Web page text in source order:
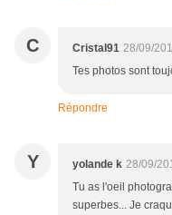
C Cristal91 28/09/
Tes photos sont
Répondre
Y yolande k 28/09/
Tu as l'oeil
superbes... Je